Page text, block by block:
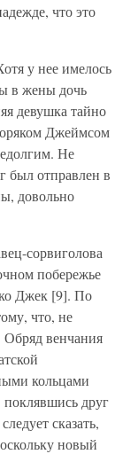
что это
у нее имелось
в жены дочь
девушка тайно
Джеймсом
Не
был отправлен в
довольно
сорвиголова
побережье
Джек [9]. По
что, не
венчания
кольцами
друг
сказать,
новый